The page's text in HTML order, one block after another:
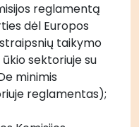
reglamentą
dėl Europos
straipsnių taikymo
sektoriuje su
minimis
reglamentas);